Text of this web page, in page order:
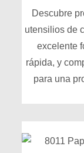
Descubre
utensilios de
excelente
rápida, y
para una